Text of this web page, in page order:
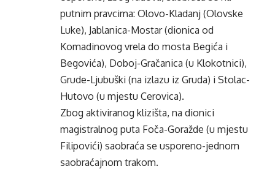
putnim pravcima: Olovo-Kladanj (Olovske
Luke), Jablanica-Mostar (dionica od
Komadinovog vrela do mosta Begića i
Begovića), Doboj-Gračanica (u Klokotnici),
Grude-Ljubuški (na izlazu iz Gruda) i Stolac-
Hutovo (u mjestu Cerovica).
Zbog aktiviranog klizišta, na dionici
magistralnog puta Foča-Goražde (u mjestu
Filipovići) saobraća se usporeno-jednom
saobraćajnom trakom.